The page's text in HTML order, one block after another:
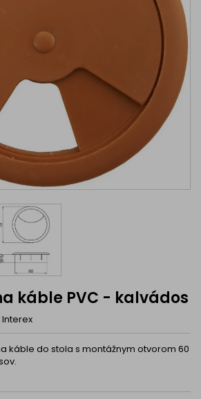
káble PVC - kalvádos
Interex
káble do stola s montážnym otvorom 60